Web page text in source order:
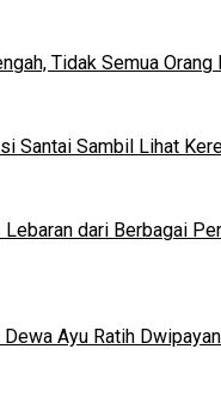
Tidak Semua
Santai Sambil Lihat
dari Berbagai
Ayu Ratih